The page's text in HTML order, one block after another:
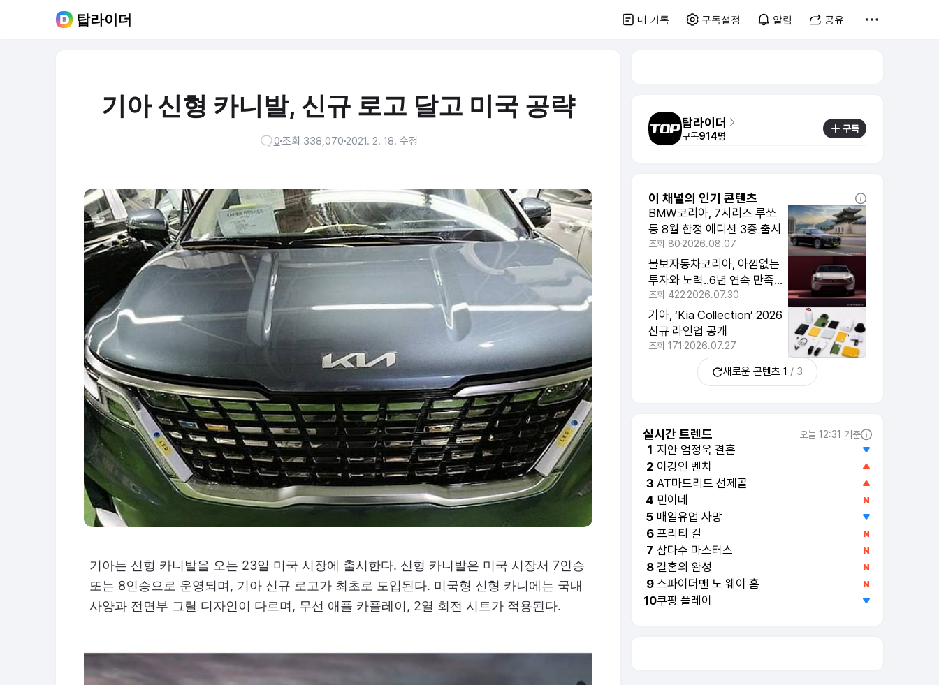
탑라이더 내 기록 구독설정 알림 공유
기아 신형 카니발, 신규 로고 달고 미국 공략
0조회 338,0702021. 2. 18. 수정
기아는 신형 카니발을 오는 23일 미국 시장에 출시한다. 신형 카니발은 미국 시장서 7인승
또는 8인승으로 운영되며, 기아 신규 로고가 최초로 도입된다. 미국형 신형 카니에는 국내
사양과 전면부 그릴 디자인이 다르며, 무선 애플 카플레이, 2열 회전 시트가 적용된다.
탑라이더
구독914명
구독
이 채널의 인기 콘텐츠
BMW코리아, 7시리즈 루쏘
등 8월 한정 에디션 3종 출시
조회 80 2026.08.07
볼보자동차코리아, 아낌없는
투자와 노력..6년 연속 만족도
1위
조회 422 2026.07.30
기아, ‘Kia Collection’ 2026
신규 라인업 공개
조회 171 2026.07.27
새로운 콘텐츠 1 / 3
실시간 트렌드 오늘 12:31 기준
1 지안 엄정욱 결혼
2 이강인 벤치
3 AT마드리드 선제골
4 민이네
5 매일유업 사망
6 프리티 걸
7 삼다수 마스터스
8 결혼의 완성
9 스파이더맨 노 웨이 홈
10쿠팡 플레이